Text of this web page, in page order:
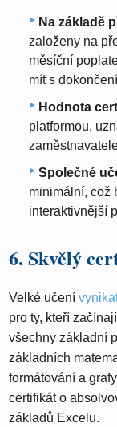
Na základě
založeny na
měsíční
mít s
Hodnota
platformou,
Společné
minimální, což
interaktivnější
6. Skvělý
Velké učení
pro ty, kteří
všechny základní
základních
formátování a
certifikát o
základů Excelu.